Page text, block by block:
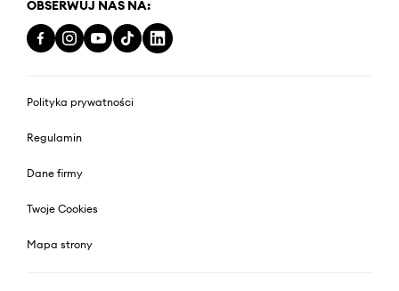
OBSERWUJ NAS NA:
Polityka prywatności
Regulamin
Dane firmy
Twoje Cookies
Mapa strony